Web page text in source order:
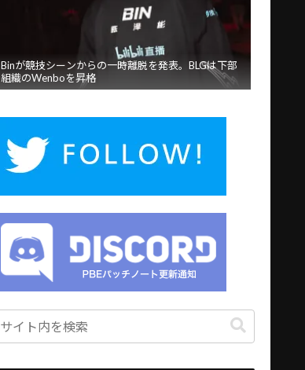
Binが競技シーンからの一時離脱を発表。BLGは下部
組織のWenboを昇格